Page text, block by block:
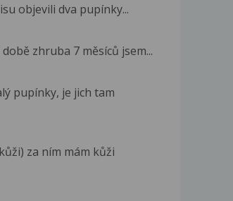
objevili dva pupínky...
zhruba 7 měsíců jsem...
pupínky, je jich tam
za ním mám kůži